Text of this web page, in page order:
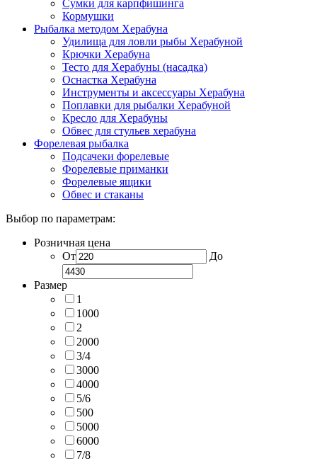
Сумки для карпфишинга
Кормушки
Рыбалка методом Херабуна
Удилища для ловли рыбы Херабуной
Крючки Херабуна
Тесто для Херабуны (насадка)
Оснастка Херабуна
Инструменты и аксессуары Херабуна
Поплавки для рыбалки Херабуной
Кресло для Херабуны
Обвес для стульев херабуна
Форелевая рыбалка
Подсачеки форелевые
Форелевые приманки
Форелевые ящики
Обвес и стаканы
Выбор по параметрам:
Розничная цена
От
До
Размер
1
1000
2
2000
3/4
3000
4000
5/6
500
5000
6000
7/8